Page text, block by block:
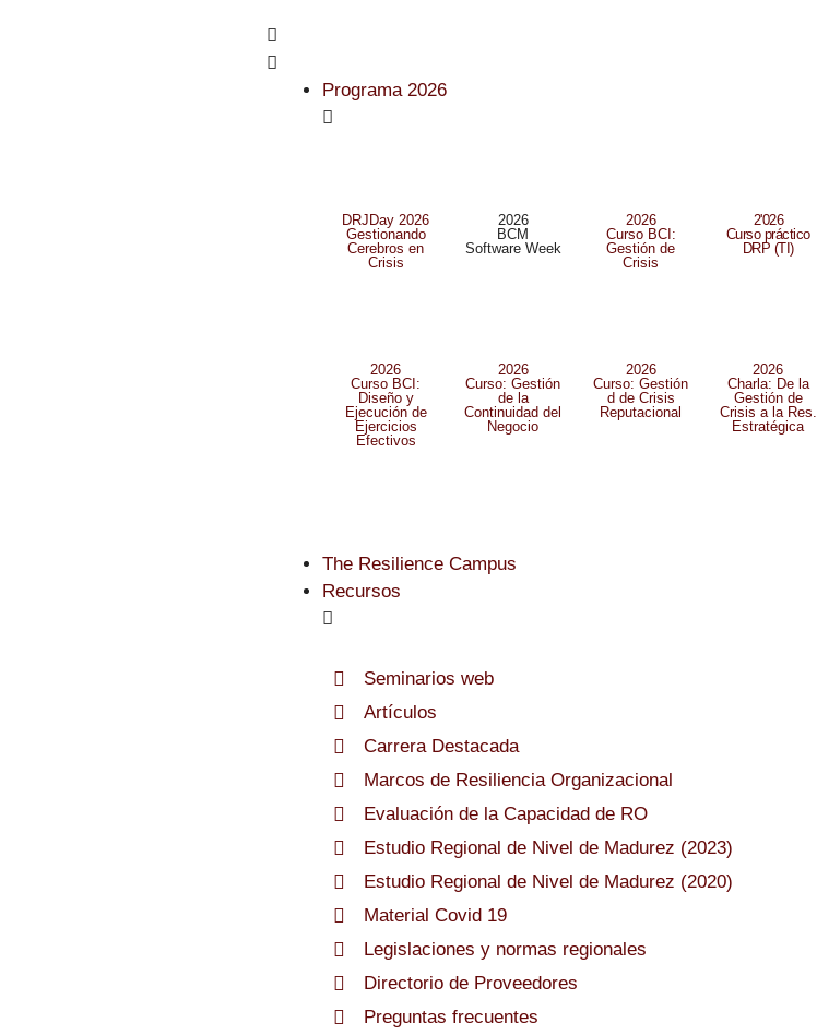
Programa 2026
DRJDay 2026
Gestionando
Cerebros en
Crisis
2026
BCM
Software Week
2026
Curso BCI:
Gestión de
Crisis
2'026
Curso práctico
DRP (TI)
2026
Curso BCI:
Diseño y
Ejecución de
Ejercicios
Efectivos
2026
Curso: Gestión
de la
Continuidad del
Negocio
2026
Curso: Gestión
d de Crisis
Reputacional
2026
Charla: De la
Gestión de
Crisis a la Res.
Estratégica
The Resilience Campus
Recursos
Seminarios web
Artículos
Carrera Destacada
Marcos de Resiliencia Organizacional
Evaluación de la Capacidad de RO
Estudio Regional de Nivel de Madurez (2023)
Estudio Regional de Nivel de Madurez (2020)
Material Covid 19
Legislaciones y normas regionales
Directorio de Proveedores
Preguntas frecuentes